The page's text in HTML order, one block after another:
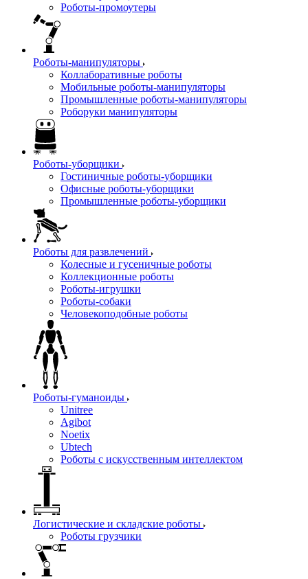
Роботы-промоутеры
Роботы-манипуляторы
Коллаборативные роботы
Мобильные роботы-манипуляторы
Промышленные роботы-манипуляторы
Роборуки манипуляторы
Роботы-уборщики
Гостиничные роботы-уборщики
Офисные роботы-уборщики
Промышленные роботы-уборщики
Роботы для развлечений
Колесные и гусеничные роботы
Коллекционные роботы
Роботы-игрушки
Роботы-собаки
Человекоподобные роботы
Роботы-гуманоиды
Unitree
Agibot
Noetix
Ubtech
Роботы с искусственным интеллектом
Логистические и складские роботы
Роботы грузчики